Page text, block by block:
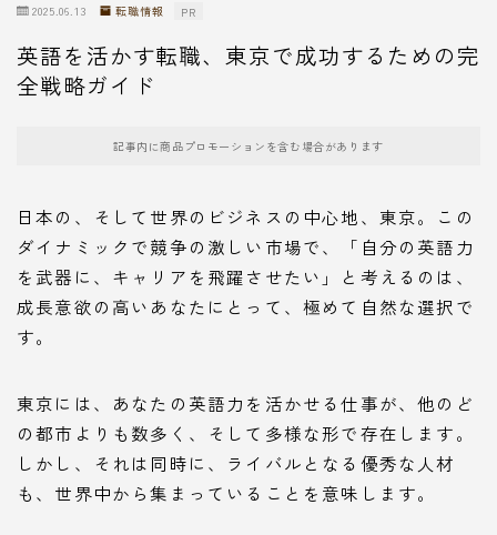
2025.06.13 転職情報 PR
英語を活かす転職、東京で成功するための完
全戦略ガイド
記事内に商品プロモーションを含む場合があります
日本の、そして世界のビジネスの中心地、東京。この
ダイナミックで競争の激しい市場で、「自分の英語力
を武器に、キャリアを飛躍させたい」と考えるのは、
成長意欲の高いあなたにとって、極めて自然な選択で
す。
東京には、あなたの英語力を活かせる仕事が、他のど
の都市よりも数多く、そして多様な形で存在します。
しかし、それは同時に、ライバルとなる優秀な人材
も、世界中から集まっていることを意味します。